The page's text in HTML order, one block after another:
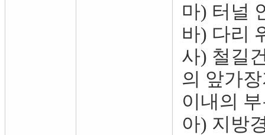
마) 터널
바) 다리
사) 철길
의 앞가
이내의
아) 지방